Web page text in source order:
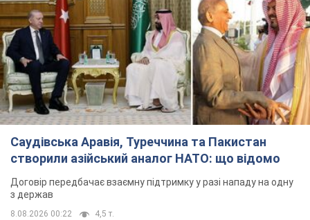
Саудівська Аравія, Туреччина та Пакистан
створили азійський аналог НАТО: що відомо
Договір передбачає взаємну підтримку у разі нападу на одну
з держав
8.08.2026 00:22 4,5 т.